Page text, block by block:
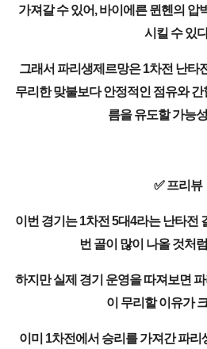
가져갈 수 있어, 바이에른 뮌헨의 압
시킬 수 있
그래서 파리생제르망은 1차전 난타
무리한 맞불보다 안정적인 점유와
름을 유도할 가능
✅ 프리뷰
이번 경기는 1차전 5대4라는 난타전
번 골이 많이 나올 것처
하지만 실제 경기 운영을 따져보면
이 무리할 이유가
이미 1차전에서 승리를 가져간 파리